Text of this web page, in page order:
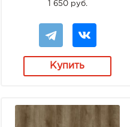
1 650 руб.
Купить